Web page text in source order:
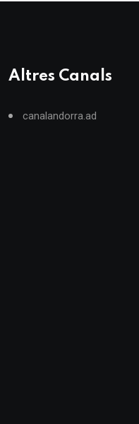
Altres Canals
canalandorra.ad